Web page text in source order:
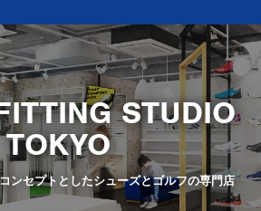
STUDIO
TOKYO
ンセプトとしたシューズとゴルフの専門店